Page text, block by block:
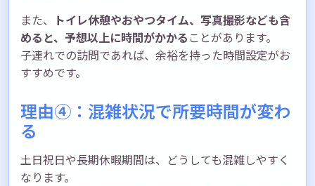
また、
トイレ休憩やおやつタイム、写真撮影なども含
めると、予想以上に時間がかかる ことがあります。
子連れでの訪問であれば、余裕を持った時間設定がお
すすめです。
理由④：混雑状況で所要時間が変わ
る
土日祝日や長期休暇期間は、どうしても混雑しやすく
なります。